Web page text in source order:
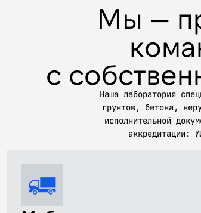
Мы —
с
Наша лаборатория
грунтов, бетона,
исполнительной
аккредитации: